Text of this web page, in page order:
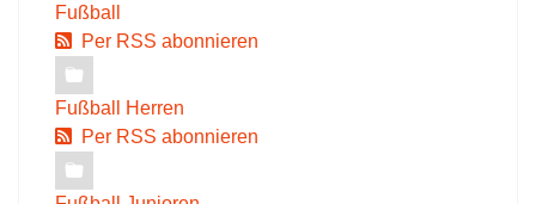
Fußball
Per RSS abonnieren
Fußball Herren
Per RSS abonnieren